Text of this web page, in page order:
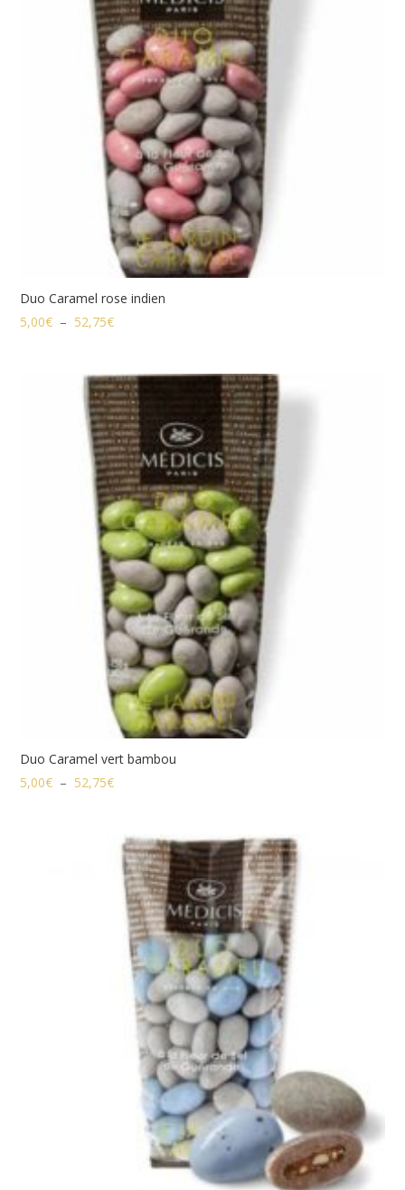
Duo Caramel rose indien
5,00€ – 52,75€Plage
5,00€
à
52,75€
Duo Caramel vert bambou
5,00€ – 52,75€Plage
5,00€
52,75€